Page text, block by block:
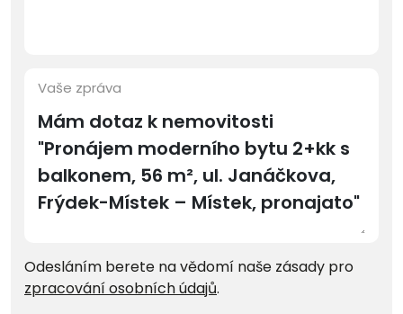
Vaše zpráva
Odesláním berete na vědomí naše zásady pro
zpracování osobních údajů.